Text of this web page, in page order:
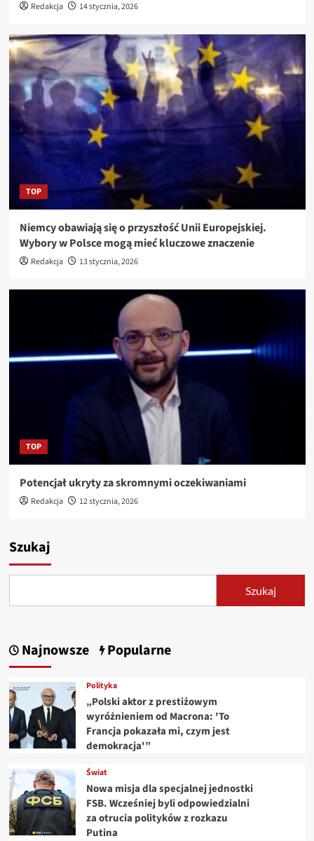
Redakcja 14 stycznia, 2026
TOP
Niemcy obawiają się o przyszłość Unii Europejskiej.
Wybory w Polsce mogą mieć kluczowe znaczenie
Redakcja 13 stycznia, 2026
TOP
Potencjał ukryty za skromnymi oczekiwaniami
Redakcja 12 stycznia, 2026
Szukaj
Szukaj
Najnowsze Popularne
Polityka
„Polski aktor z prestiżowym
wyróżnieniem od Macrona: 'To
Francja pokazała mi, czym jest
demokracja'”
Świat
Nowa misja dla specjalnej jednostki
FSB. Wcześniej byli odpowiedzialni
za otrucia polityków z rozkazu
Putina